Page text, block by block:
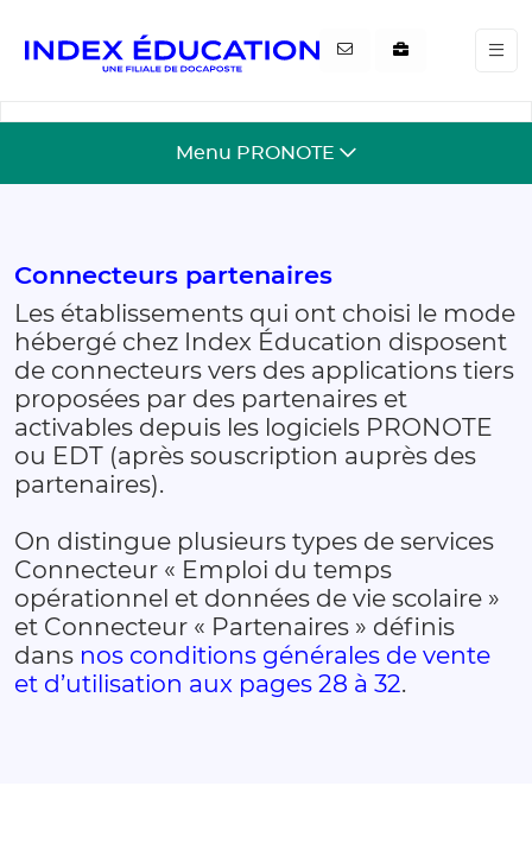
Menu PRONOTE
Connecteurs partenaires
Les établissements qui ont choisi le mode
hébergé chez Index Éducation disposent
de connecteurs vers des applications tiers
proposées par des partenaires et
activables depuis les logiciels PRONOTE
ou EDT (après souscription auprès des
partenaires).
On distingue plusieurs types de services
Connecteur « Emploi du temps
opérationnel et données de vie scolaire »
et Connecteur « Partenaires » définis
dans nos conditions générales de vente
et d’utilisation aux pages 28 à 32.